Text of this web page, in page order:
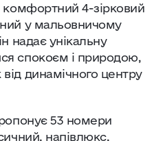
комфортний 4-зірковий
у мальовничому
надає унікальну
спокоєм і природою,
динамічного центру
53 номери
напівлюкс,